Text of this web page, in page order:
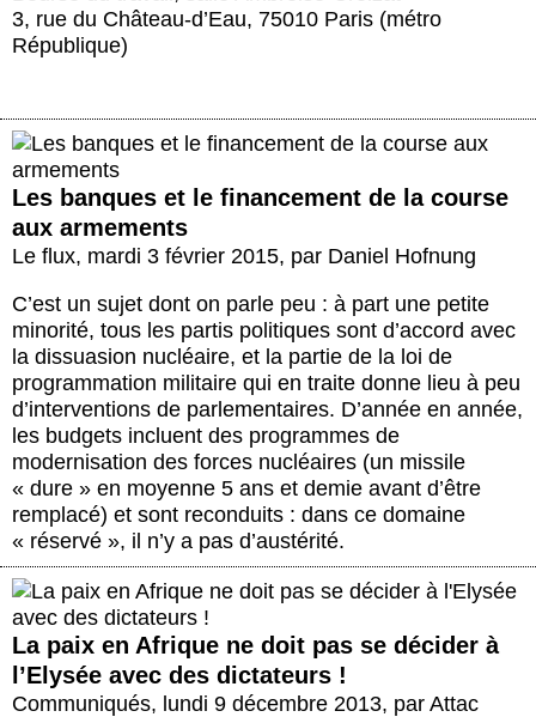
3, rue du Château-d’Eau, 75010 Paris (métro
République)
Les banques et le financement de la course
aux armements
Le flux, mardi 3 février 2015, par Daniel Hofnung
C’est un sujet dont on parle peu : à part une petite
minorité, tous les partis politiques sont d’accord avec
la dissuasion nucléaire, et la partie de la loi de
programmation militaire qui en traite donne lieu à peu
d’interventions de parlementaires. D’année en année,
les budgets incluent des programmes de
modernisation des forces nucléaires (un missile
« dure » en moyenne 5 ans et demie avant d’être
remplacé) et sont reconduits : dans ce domaine
« réservé », il n’y a pas d’austérité.
La paix en Afrique ne doit pas se décider à
l’Elysée avec des dictateurs !
Communiqués, lundi 9 décembre 2013, par Attac